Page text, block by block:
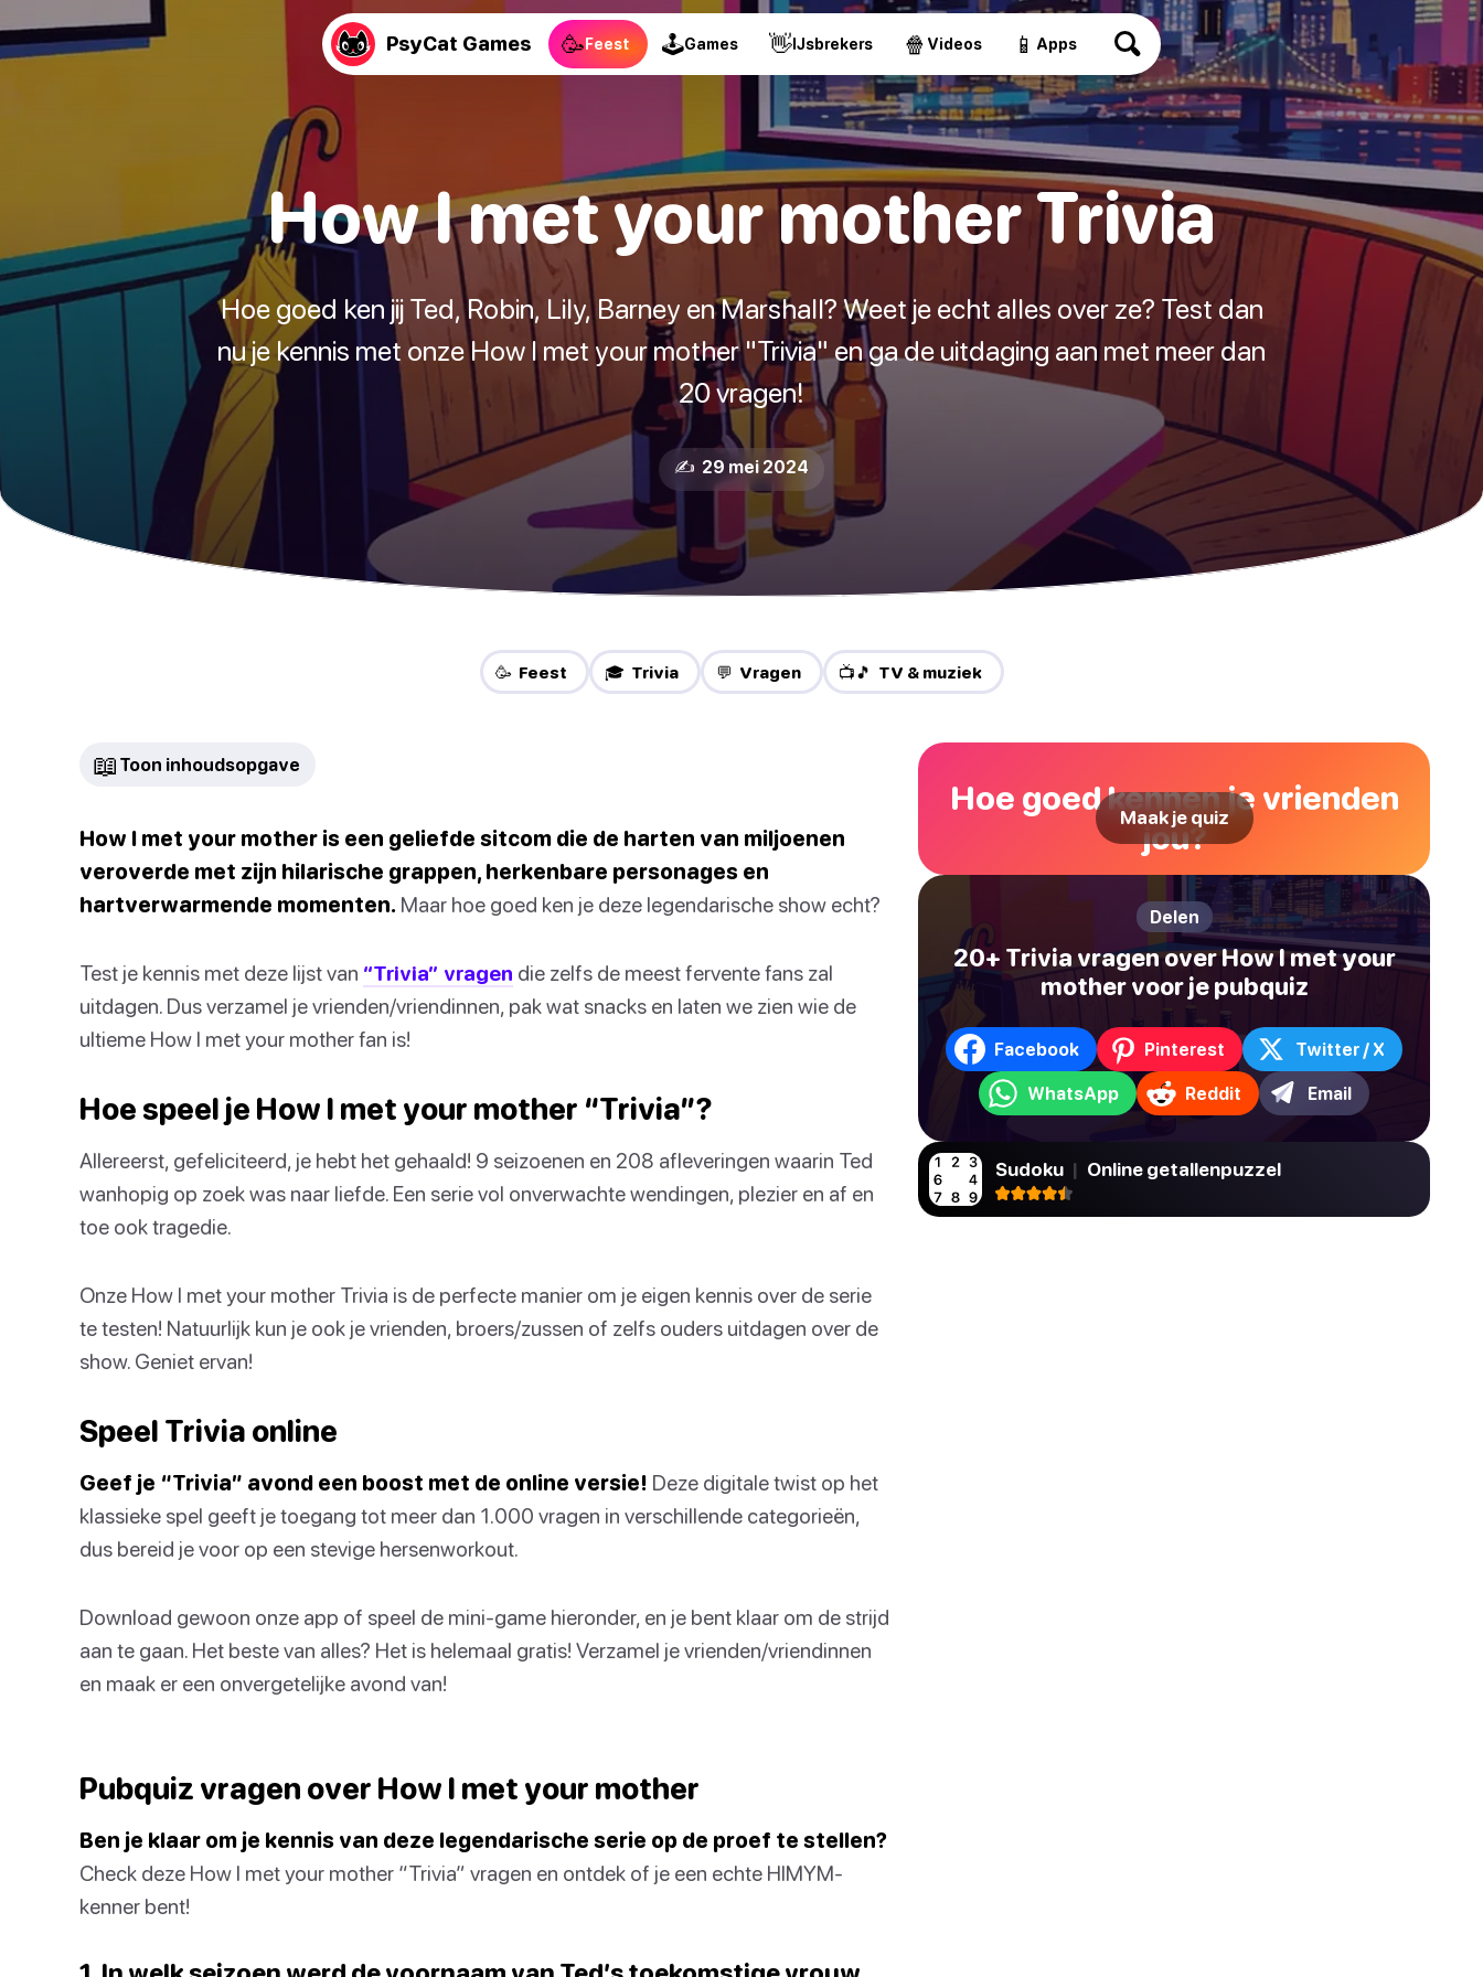
PsyCat Games 🥳Feest 🕹Games 👋IJsbrekers 🍿 Videos 📱 Apps
How I met your mother Trivia
Hoe goed ken jij Ted, Robin, Lily, Barney en Marshall? Weet je echt alles over ze? Test dan
nu je kennis met onze How I met your mother "Trivia" en ga de uitdaging aan met meer dan
20 vragen!
✍️ 29 mei 2024
🥳 Feest 🎓 Trivia 💬 Vragen 📺🎵 TV & muziek
📖 Toon inhoudsopgave
How I met your mother is een geliefde sitcom die de harten van miljoenen
veroverde met zijn hilarische grappen, herkenbare personages en
hartverwarmende momenten. Maar hoe goed ken je deze legendarische show echt?
Test je kennis met deze lijst van “Trivia” vragen die zelfs de meest fervente fans zal
uitdagen. Dus verzamel je vrienden/vriendinnen, pak wat snacks en laten we zien wie de
ultieme How I met your mother fan is!
Hoe speel je How I met your mother “Trivia”?
Allereerst, gefeliciteerd, je hebt het gehaald! 9 seizoenen en 208 afleveringen waarin Ted
wanhopig op zoek was naar liefde. Een serie vol onverwachte wendingen, plezier en af en
toe ook tragedie.
Onze How I met your mother Trivia is de perfecte manier om je eigen kennis over de serie
te testen! Natuurlijk kun je ook je vrienden, broers/zussen of zelfs ouders uitdagen over de
show. Geniet ervan!
Speel Trivia online
Geef je “Trivia” avond een boost met de online versie! Deze digitale twist op het
klassieke spel geeft je toegang tot meer dan 1.000 vragen in verschillende categorieën,
dus bereid je voor op een stevige hersenworkout.
Download gewoon onze app of speel de mini-game hieronder, en je bent klaar om de strijd
aan te gaan. Het beste van alles? Het is helemaal gratis! Verzamel je vrienden/vriendinnen
en maak er een onvergetelijke avond van!
Pubquiz vragen over How I met your mother
Ben je klaar om je kennis van deze legendarische serie op de proef te stellen?
Check deze How I met your mother “Trivia” vragen en ontdek of je een echte HIMYM-
kenner bent!
Hoe goed kennen je vrienden
jou?
Maak je quiz
Delen
20+ Trivia vragen over How I met your
mother voor je pubquiz
Facebook Pinterest Twitter / X
WhatsApp Reddit Email
Sudoku | Online getallenpuzzel